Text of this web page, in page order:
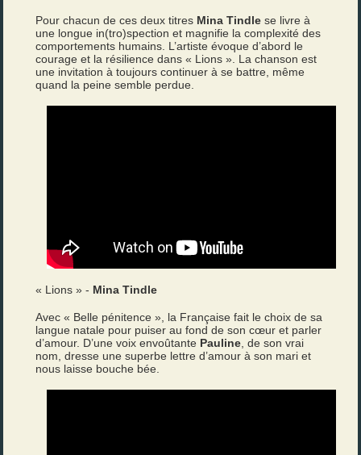
Pour chacun de ces deux titres Mina Tindle se livre à
une longue in(tro)spection et magnifie la complexité des
comportements humains. L’artiste évoque d’abord le
courage et la résilience dans « Lions ». La chanson est
une invitation à toujours continuer à se battre, même
quand la peine semble perdue.
« Lions » - Mina Tindle
Avec « Belle pénitence », la Française fait le choix de sa
langue natale pour puiser au fond de son cœur et parler
d’amour. D’une voix envoûtante Pauline , de son vrai
nom, dresse une superbe lettre d’amour à son mari et
nous laisse bouche bée.